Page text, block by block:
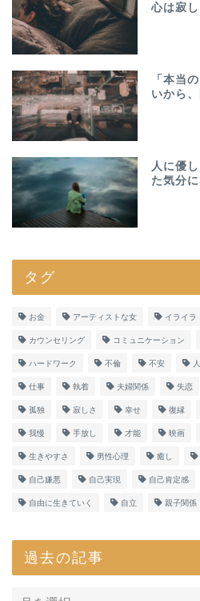
心は寂
「本当
いから
人に優
た気分
タグ
お金 アーティストな女 イライラ
カウンセリング コミュニケーション
ハードワーク 不倫 不安
仕事 執着 夫婦関係 失恋
孤独 寂しさ 幸せ 復縁
我慢 手放し 才能 映画
生きやすさ 男性心理 癒し
自己嫌悪 自己実現 自己肯定感
自由に生きていく 自立 親子関係
過去の記事